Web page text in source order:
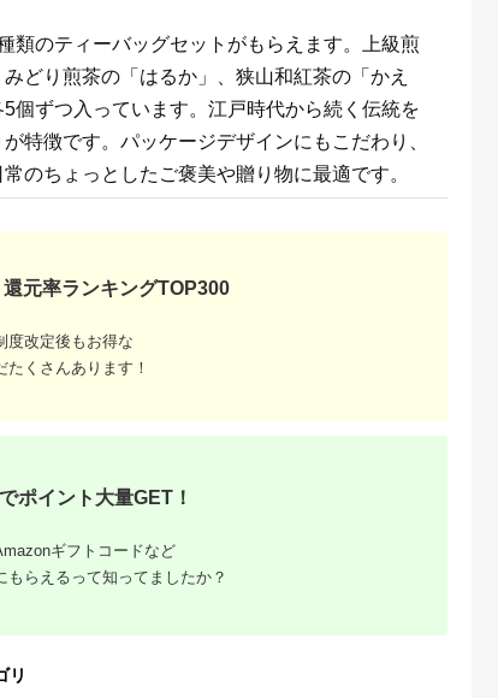
アム
～
ー
ル
＜八女茶＞産地直送
人気の深蒸し八女茶5
本セット 028-004
5.0
寄付金額:11,000
アム
ドメーヌ・タカヒコ
ナナツモリのピノノワ
ールの葉を使った北海
道TEA_Y037-0336
寄付金額:27,000 円
熱湯かぶせ茶
1kg（250g×4本）木
箱詰 お茶 煎茶 かぶ
茶
寄付金額:
類のティーバッグセットがもらえます。上級煎
どり煎茶の「はるか」、狭山和紅茶の「かえ
個ずつ入っています。江戸時代から続く伝統を
特徴です。パッケージデザインにもこだわり、
のちょっとしたご褒美や贈り物に最適です。
元率ランキングTOP300
度改定後もお得な
たくさんあります！
ポイント大量GET！
ギフトコードなど
もらえるって知ってましたか？
リ